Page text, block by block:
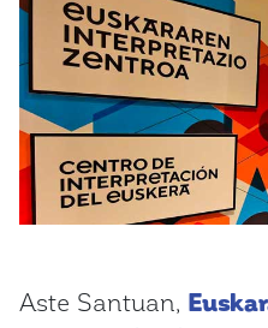
Aste Santuan,